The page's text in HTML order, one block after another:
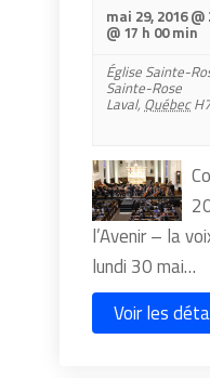
mai 29, 2016
@ 17 h 00 min
Église Sainte-
Sainte-Rose
Laval, Québec
l’Avenir – la
lundi 30 mai…
Voir les